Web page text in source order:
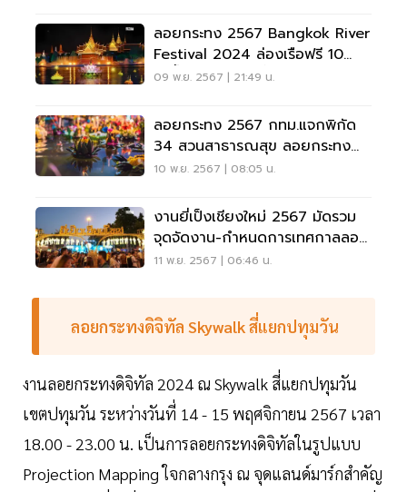
ลอยกระทง 2567 Bangkok River
Festival 2024 ล่องเรือฟรี 10
ท่าน้ำ 14-16 พ.ย.นี้
09 พ.ย. 2567 | 21:49 น.
ลอยกระทง 2567 กทม.แจกพิกัด
34 สวนสาธารณสุข ลอยกระทง
ทั่วกรุง
10 พ.ย. 2567 | 08:05 น.
งานยี่เป็งเชียงใหม่ 2567 มัดรวม
จุดจัดงาน-กำหนดการเทศกาลลอย
กระทงเชียงใหม่
11 พ.ย. 2567 | 06:46 น.
ลอยกระทงดิจิทัล Skywalk สี่แยกปทุมวัน
งานลอยกระทงดิจิทัล 2024 ณ Skywalk สี่แยกปทุมวัน
เขตปทุมวัน ระหว่างวันที่ 14 - 15 พฤศจิกายน 2567 เวลา
18.00 - 23.00 น. เป็นการลอยกระทงดิจิทัลในรูปแบบ
Projection Mapping ใจกลางกรุง ณ จุดแลนด์มาร์กสำคัญ